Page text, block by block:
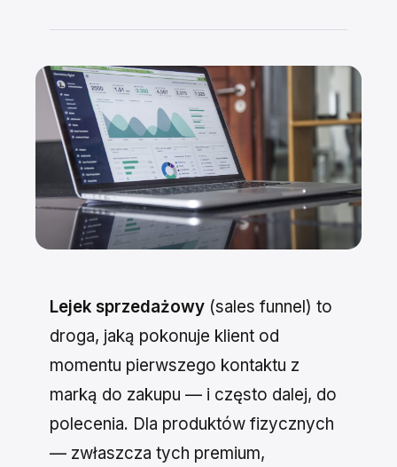
Lejek sprzedażowy (sales funnel) to
droga, jaką pokonuje klient od
momentu pierwszego kontaktu z
marką do zakupu — i często dalej, do
polecenia. Dla produktów fizycznych
— zwłaszcza tych premium,